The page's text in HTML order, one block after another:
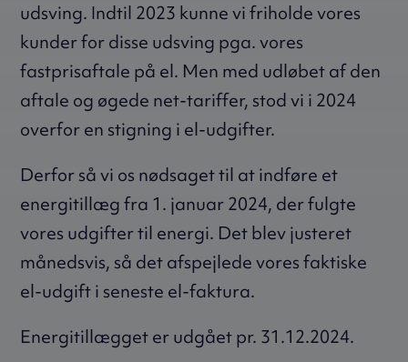
udsving. Indtil 2023 kunne vi friholde vores
kunder for disse udsving pga. vores
fastprisaftale på el. Men med udløbet af den
aftale og øgede net-tariffer, stod vi i 2024
overfor en stigning i el-udgifter.
Derfor så vi os nødsaget til at indføre et
energitillæg fra 1. januar 2024, der fulgte
vores udgifter til energi. Det blev justeret
månedsvis, så det afspejlede vores faktiske
el-udgift i seneste el-faktura.
Energitillægget er udgået pr. 31.12.2024.